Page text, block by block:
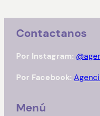
Contactanos
Por Instagram:
Por Facebook:
Menú